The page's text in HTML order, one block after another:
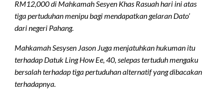
RM12,000 di Mahkamah Sesyen Khas Rasuah hari ini atas
tiga pertuduhan menipu bagi mendapatkan gelaran Dato’
dari negeri Pahang.
Mahkamah Sesysen Jason Juga menjatuhkan hukuman itu
terhadap Datuk Ling How Ee, 40, selepas tertuduh mengaku
bersalah terhadap tiga pertuduhan alternatif yang dibacakan
terhadapnya.